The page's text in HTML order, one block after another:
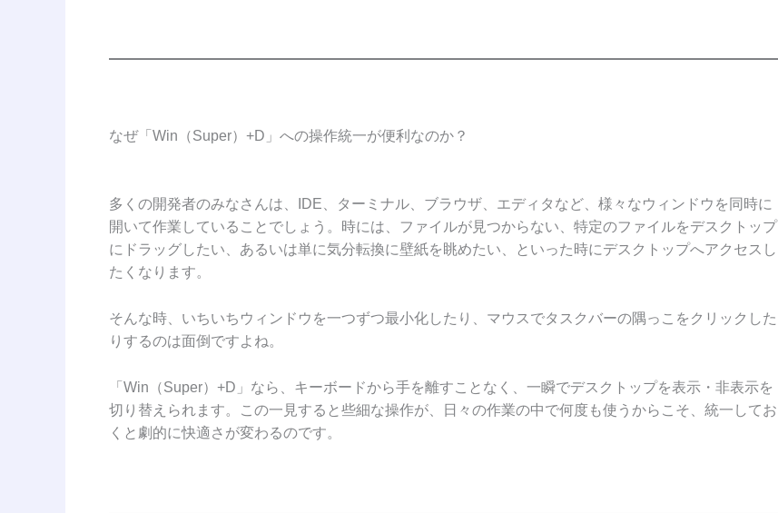
なぜ「Win（Super）+D」への操作統一が便利なのか？
多くの開発者のみなさんは、IDE、ターミナル、ブラウザ、エディタなど、様々なウィンドウを同時に
開いて作業していることでしょう。時には、ファイルが見つからない、特定のファイルをデスクトップ
にドラッグしたい、あるいは単に気分転換に壁紙を眺めたい、といった時にデスクトップへアクセスし
たくなります。
そんな時、いちいちウィンドウを一つずつ最小化したり、マウスでタスクバーの隅っこをクリックした
りするのは面倒ですよね。
「Win（Super）+D」なら、キーボードから手を離すことなく、一瞬でデスクトップを表示・非表示を
切り替えられます。この一見すると些細な操作が、日々の作業の中で何度も使うからこそ、統一してお
くと劇的に快適さが変わるのです。